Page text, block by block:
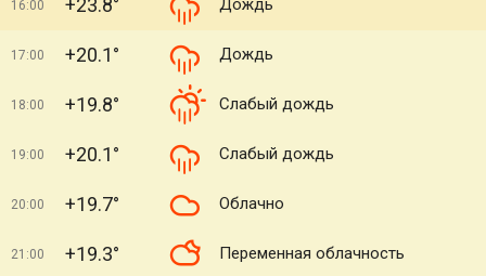
16:00 +23.8° Дождь
17:00 +20.1° Дождь
18:00 +19.8° Слабый дождь
19:00 +20.1° Слабый дождь
20:00 +19.7° Облачно
21:00 +19.3° Переменная облачность